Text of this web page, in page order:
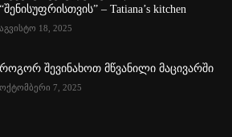
“შენისუფრისთვის” – Tatiana’s kitchen
აგვისტო 18, 2025
როგორ შევინახოთ მწვანილი მაცივარში
ოქტომბერი 7, 2025